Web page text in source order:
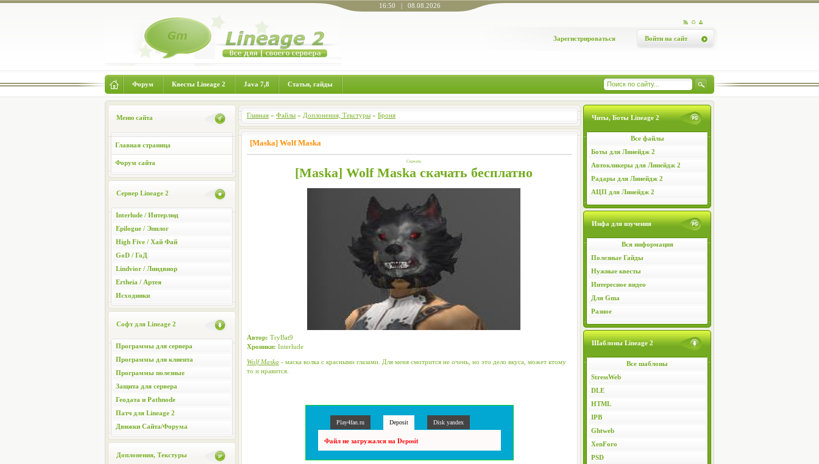
16:50 | 08.08.2026
Войти на сайт
Зарегистрироваться
Форум Квесты Lineage 2 Java 7,8 Статьи, гайды
Меню сайта
Главная страница
Форум сайта
Сервер Lineage 2
Interlude / Интерлюд
Epilogue / Эпилог
High Five / Хай Фай
GoD / ГоД
Lindvior / Линдвиор
Ertheia / Артея
Исходники
Софт для Lineage 2
Программы для сервера
Программы для клиента
Программы полезные
Защита для сервера
Геодата и Pathnode
Патч для Lineage 2
Движки Сайта/Форума
Доплонения, Текстуры
Читы, Боты Lineage 2
Все файлы
Боты для Линейдж 2
Автокликеры для Линейдж 2
Радары для Линейдж 2
АЦП для Линейдж 2
Инфа для изучения
Вся информация
Полезные Гайды
Нужные квесты
Интересное видео
Для Gma
Разное
Шаблоны Lineage 2
Все шаблоны
StressWeb
DLE
HTML
IPB
Ghtweb
XenForo
PSD
Главная » Файлы » Доплонения, Текстуры » Броня
[Maska] Wolf Maska
Скачать
[Maska] Wolf Maska скачать бесплатно
Автор: TryBat9
Хроники: Interlude
Wolf Maska - маска волка с красными глазами. Для меня смотрится не очень, но это дело вкуса, может ктому
то и нравится.
Play4fan.ru Deposit Disk yandex
Файл не загружался на Deposit